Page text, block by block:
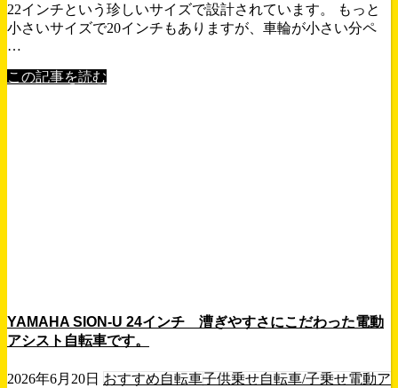
22インチという珍しいサイズで設計されています。 もっと
小さいサイズで20インチもありますが、車輪が小さい分ペ
…
この記事を読む
YAMAHA SION-U 24インチ 漕ぎやすさにこだわった電動
アシスト自転車です。
2026年6月20日 おすすめ自転車子供乗せ自転車/子乗せ電動ア